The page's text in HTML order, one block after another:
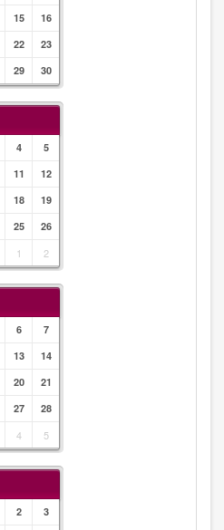
15
16
22
23
29 30
4
5
11
12
18
19
25
26
1 2
6
7
13
14
20
21
27
28
4 5
2
3